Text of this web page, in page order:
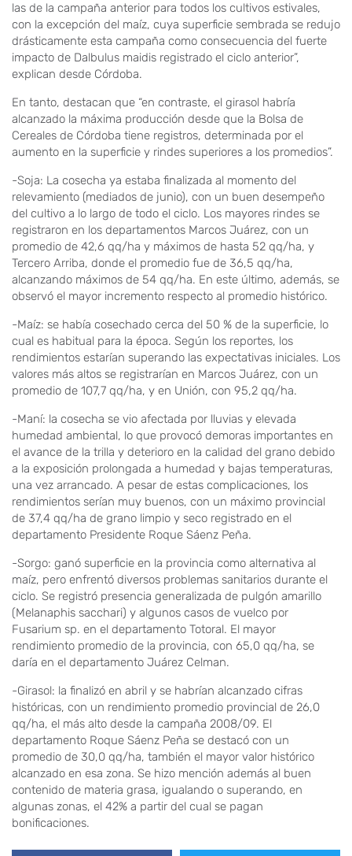
las de la campaña anterior para todos los cultivos estivales,
con la excepción del maíz, cuya superficie sembrada se redujo
drásticamente esta campaña como consecuencia del fuerte
impacto de Dalbulus maidis registrado el ciclo anterior”,
explican desde Córdoba.
En tanto, destacan que “en contraste, el girasol habría
alcanzado la máxima producción desde que la Bolsa de
Cereales de Córdoba tiene registros, determinada por el
aumento en la superficie y rindes superiores a los promedios”.
-Soja: La cosecha ya estaba finalizada al momento del
relevamiento (mediados de junio), con un buen desempeño
del cultivo a lo largo de todo el ciclo. Los mayores rindes se
registraron en los departamentos Marcos Juárez, con un
promedio de 42,6 qq/ha y máximos de hasta 52 qq/ha, y
Tercero Arriba, donde el promedio fue de 36,5 qq/ha,
alcanzando máximos de 54 qq/ha. En este último, además, se
observó el mayor incremento respecto al promedio histórico.
-Maíz: se había cosechado cerca del 50 % de la superficie, lo
cual es habitual para la época. Según los reportes, los
rendimientos estarían superando las expectativas iniciales. Los
valores más altos se registrarían en Marcos Juárez, con un
promedio de 107,7 qq/ha, y en Unión, con 95,2 qq/ha.
-Maní: la cosecha se vio afectada por lluvias y elevada
humedad ambiental, lo que provocó demoras importantes en
el avance de la trilla y deterioro en la calidad del grano debido
a la exposición prolongada a humedad y bajas temperaturas,
una vez arrancado. A pesar de estas complicaciones, los
rendimientos serían muy buenos, con un máximo provincial
de 37,4 qq/ha de grano limpio y seco registrado en el
departamento Presidente Roque Sáenz Peña.
-Sorgo: ganó superficie en la provincia como alternativa al
maíz, pero enfrentó diversos problemas sanitarios durante el
ciclo. Se registró presencia generalizada de pulgón amarillo
(Melanaphis sacchari) y algunos casos de vuelco por
Fusarium sp. en el departamento Totoral. El mayor
rendimiento promedio de la provincia, con 65,0 qq/ha, se
daría en el departamento Juárez Celman.
-Girasol: la finalizó en abril y se habrían alcanzado cifras
históricas, con un rendimiento promedio provincial de 26,0
qq/ha, el más alto desde la campaña 2008/09. El
departamento Roque Sáenz Peña se destacó con un
promedio de 30,0 qq/ha, también el mayor valor histórico
alcanzado en esa zona. Se hizo mención además al buen
contenido de materia grasa, igualando o superando, en
algunas zonas, el 42% a partir del cual se pagan
bonificaciones.